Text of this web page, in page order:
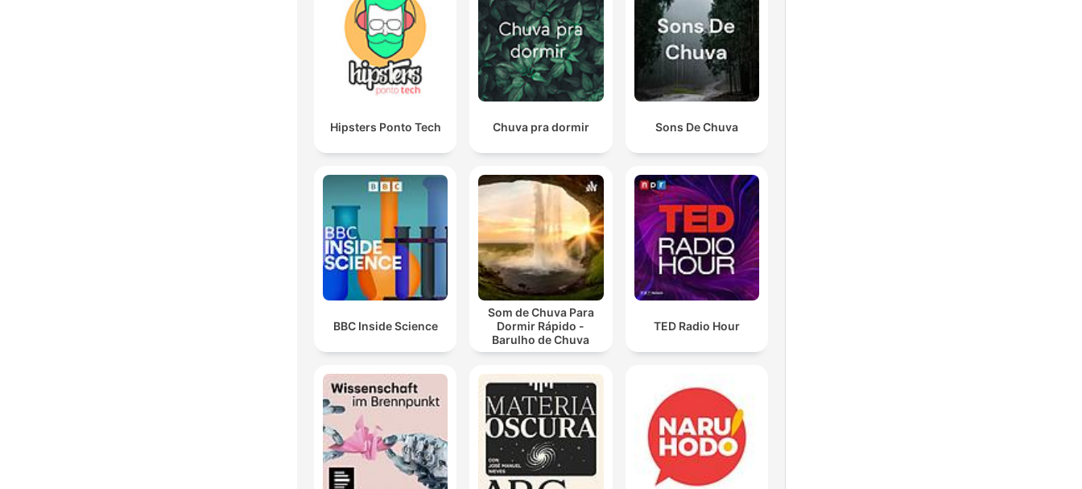
Hipsters Ponto Tech Chuva pra dormir Sons De Chuva
BBC Inside Science
Som de Chuva Para
Dormir Rápido -
Barulho de Chuva
TED Radio Hour